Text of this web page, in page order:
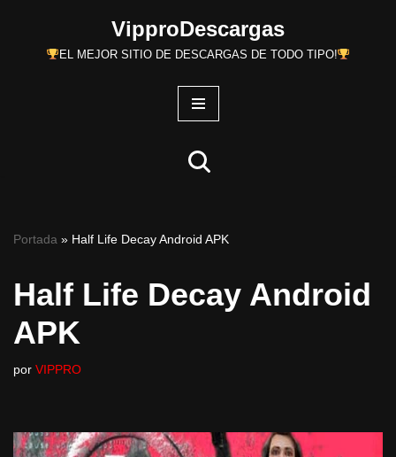
VipproDescargas
EL MEJOR SITIO DE DESCARGAS DE TODO TIPO!
Portada » Half Life Decay Android APK
Half Life Decay Android
APK
por VIPPRO